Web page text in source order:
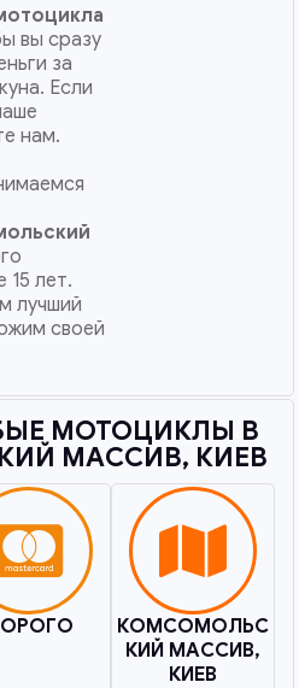
вы сразу
за
Если
нам.
15 лет.
лучший
своей
МОТОЦИКЛЫ В
МАССИВ, КИЕВ​
КОМСОМОЛЬС
КИЙ МАССИВ,
КИЕВ